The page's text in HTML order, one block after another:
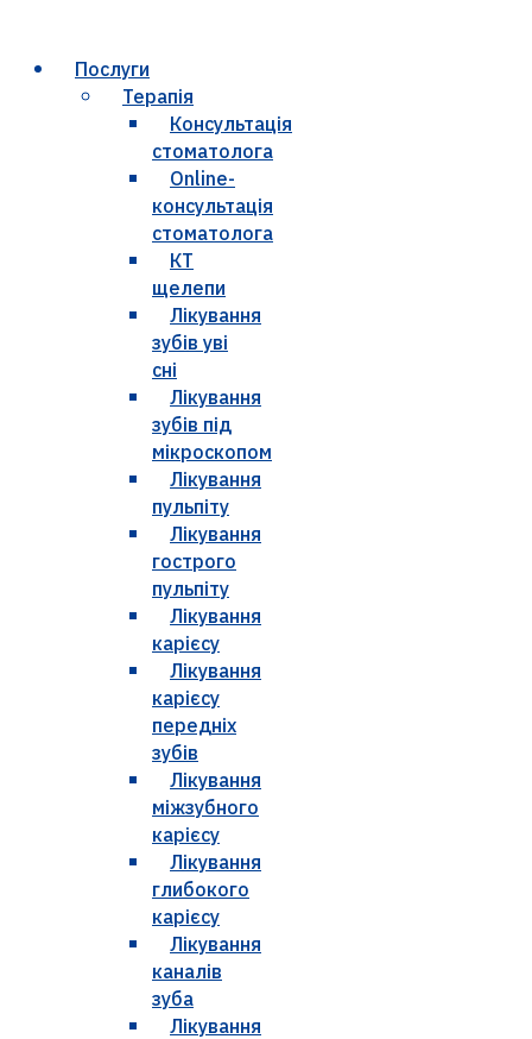
Послуги
Терапія
Консультація
стоматолога
Online-
консультація
стоматолога
КТ
щелепи
Лікування
зубів уві
сні
Лікування
зубів під
мікроскопом
Лікування
пульпіту
Лікування
гострого
пульпіту
Лікування
карієсу
Лікування
карієсу
передніх
зубів
Лікування
міжзубного
карієсу
Лікування
глибокого
карієсу
Лікування
каналів
зуба
Лікування